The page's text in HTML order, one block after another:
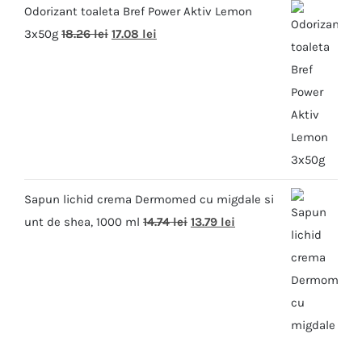
Odorizant toaleta Bref Power Aktiv Lemon
3x50g 18.26lei 17.08 lei
Sapun lichid crema Dermomed cu migdale si
unt de shea, 1000 ml 14.74lei 13.79 lei